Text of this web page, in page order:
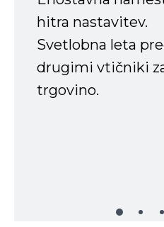
hitra nastavitev.
Svetlobna leta
drugimi vtičniki
trgovino.